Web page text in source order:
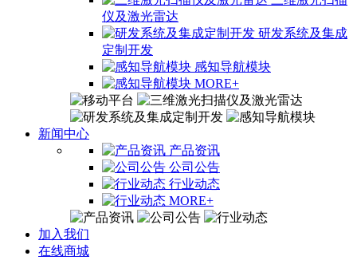
仪及激光雷达
研发系统及集成
定制开发
感知导航模块
MORE+
新闻中心
产品资讯
公司公告
行业动态
MORE+
加入我们
在线商城